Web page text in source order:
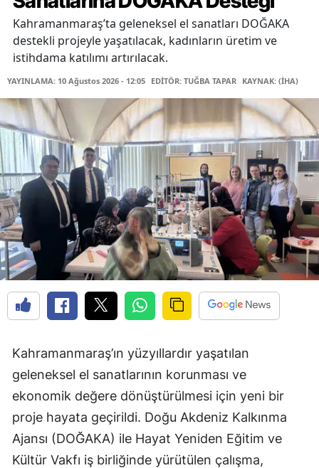
Kahramanmaraş’ta geleneksel el sanatları DOĞAKA
destekli projeyle yaşatılacak, kadınların üretim ve
istihdama katılımı artırılacak.
YAYINLAMA: 10 Ağustos 2026 - 12:05 EDİTÖR: TUĞBA TAPAR KAYNAK: (İHA)
Kahramanmaraş’ın yüzyıllardır yaşatılan
geleneksel el sanatlarının korunması ve
ekonomik değere dönüştürülmesi için yeni bir
proje hayata geçirildi. Doğu Akdeniz Kalkınma
Ajansı (DOĞAKA) ile Hayat Yeniden Eğitim ve
Kültür Vakfı iş birliğinde yürütülen çalışma,